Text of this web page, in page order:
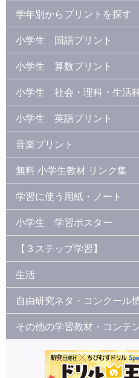
学年別からプリントを探す
小学生 国語プリント
小学生 算数プリント
小学生 社会・理科・生活
小学生 英語プリント
音楽プリント
無料 小学生教材 リンク集
学習に使う用紙・ノート
小学生 学習ポスター
【３ステップ学習】
生活
自由研究ネタ・コンクール
その他の学習教材・コンテ